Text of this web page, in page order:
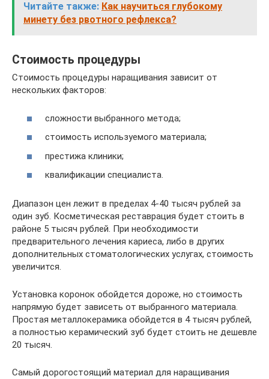
Читайте также: Как научиться глубокому
минету без рвотного рефлекса?
Стоимость процедуры
Стоимость процедуры наращивания зависит от
нескольких факторов:
сложности выбранного метода;
стоимость используемого материала;
престижа клиники;
квалификации специалиста.
Диапазон цен лежит в пределах 4-40 тысяч рублей за
один зуб. Косметическая реставрация будет стоить в
районе 5 тысяч рублей. При необходимости
предварительного лечения кариеса, либо в других
дополнительных стоматологических услугах, стоимость
увеличится.
Установка коронок обойдется дороже, но стоимость
напрямую будет зависеть от выбранного материала.
Простая металлокерамика обойдется в 4 тысяч рублей,
а полностью керамический зуб будет стоить не дешевле
20 тысяч.
Самый дорогостоящий материал для наращивания